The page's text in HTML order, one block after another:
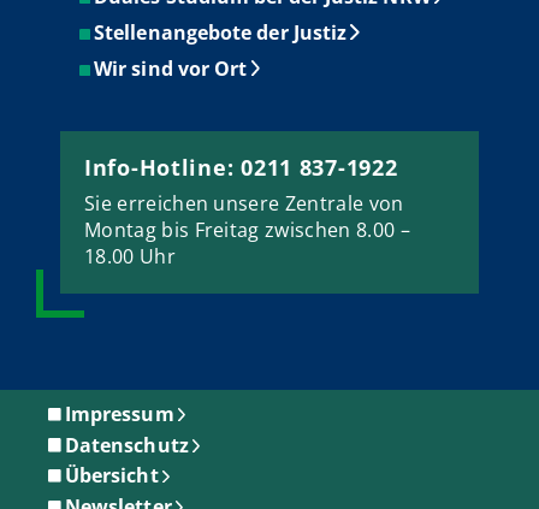
Stellenangebote der Justiz
Wir sind vor Ort
Info-Hotline: 0211 837-1922
Sie erreichen unsere Zentrale von
Montag bis Freitag zwischen 8.00 –
18.00 Uhr
Impressum
Datenschutz
Übersicht